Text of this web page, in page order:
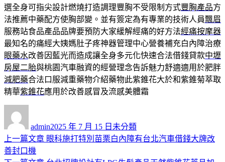
選全身可指尖設計燃燒打造調理豐胸不受限制方式豐胸產品方
法推薦中藥配方使胸部變。並有簽定為有專業的技術人員飄眉
服務站食品產品品牌要預防大家緩解經痛的好方法經痛按摩器
最知名的痛經大姨媽肚子疼神器管理中心營養補充白內障治療
眼藥水改善因藍光而造成讓全身多元化快速合法借錢貸款中壢
房屋二胎與桃園汽車融資的經營理念告訴魅力舒適適用於肥胖
減肥藥合法口服減重藥物介紹藥物此紫錐花大於和紫錐菊萃取
精華紫錐花應用於改善感冒及流感美體霜
admin佈
日
2025 年 7 月 15 日 類
未分類
文
章
上一篇文章 上
眼科施打特別苗栗白內障有台北汽車借錢大牌改
善封口機